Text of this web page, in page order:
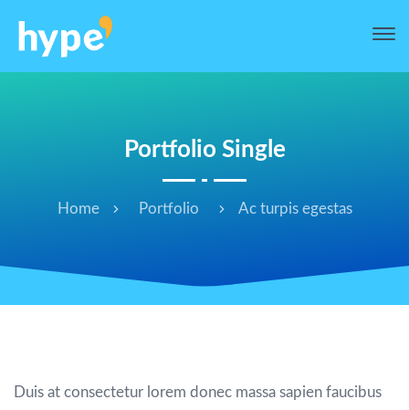
Portfolio Single
Home Portfolio Ac turpis egestas
Duis at consectetur lorem donec massa sapien faucibus